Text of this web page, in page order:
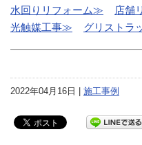
水回りリフォーム≫
店舗
光触媒工事≫
グリストラ
2022年04月16日 | 施工事例